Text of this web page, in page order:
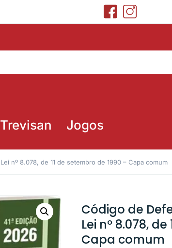
Jogos
nº 8.078, de 11 de setembro de 1990 – Capa comum
Código de
Lei nº 8.078,
Capa comum